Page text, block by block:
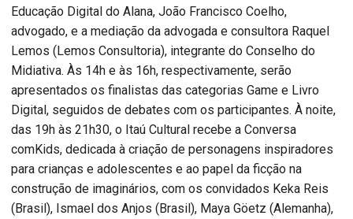
Educação Digital do Alana, João Francisco Coelho,
advogado, e a mediação da advogada e consultora Raquel
Lemos (Lemos Consultoria), integrante do Conselho do
Midiativa. Às 14h e às 16h, respectivamente, serão
apresentados os finalistas das categorias Game e Livro
Digital, seguidos de debates com os participantes. À noite,
das 19h às 21h30, o Itaú Cultural recebe a Conversa
comKids, dedicada à criação de personagens inspiradores
para crianças e adolescentes e ao papel da ficção na
construção de imaginários, com os convidados Keka Reis
(Brasil), Ismael dos Anjos (Brasil), Maya Göetz (Alemanha),